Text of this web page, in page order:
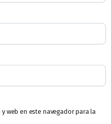
web en este navegador para la